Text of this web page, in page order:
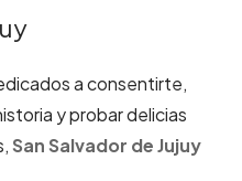
a consentirte,
y probar delicias
San Salvador de Jujuy